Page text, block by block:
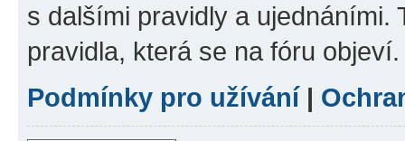
s dalšími pravidly a ujednáními.
pravidla, která se na fóru objeví.
Podmínky pro užívání |